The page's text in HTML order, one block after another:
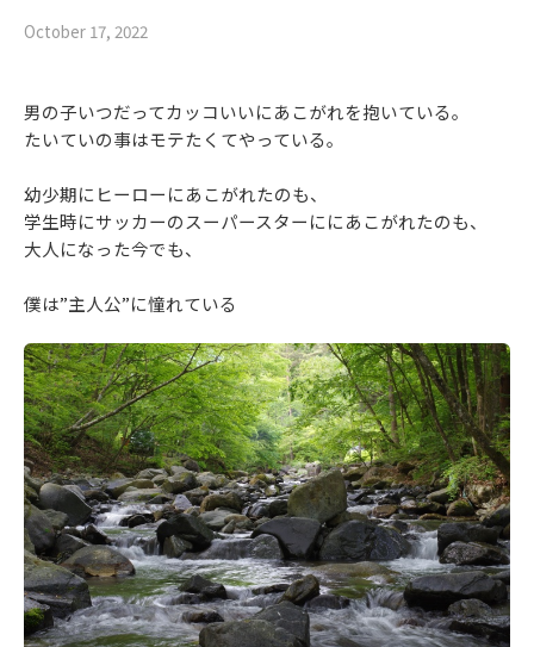
October 17, 2022
男の子いつだってカッコいいにあこがれを抱いている。
たいていの事はモテたくてやっている。
幼少期にヒーローにあこがれたのも、
学生時にサッカーのスーパースターににあこがれたのも、
大人になった今でも、
僕は”主人公”に憧れている